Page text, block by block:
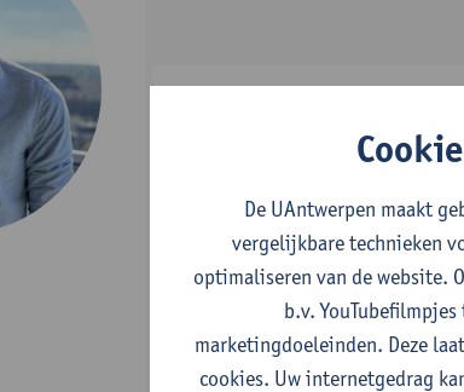
Jeroen Kole (°1998)
consumptiementaliteiten op
Momenteel is hij als
werkt aan een thesis over
Zijn onderzoek richt zich op
ongelijkheid met oog voor
De UAntwerpen maakt
vergelijkbare technieken
optimaliseren van de website.
b.v.
marketingdoeleinden. Deze
cookies. Uw internetgedrag